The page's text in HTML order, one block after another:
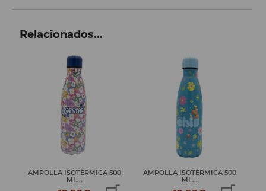
Relacionados...
AMPOLLA ISOTÈRMICA 500
ML...
AMPOLLA ISOTÈRMICA 500
ML...